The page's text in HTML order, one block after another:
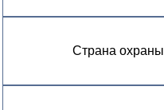
Страна охраны